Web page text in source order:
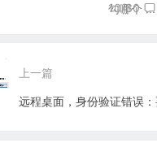
勾哪个 ...
10/30
上一篇